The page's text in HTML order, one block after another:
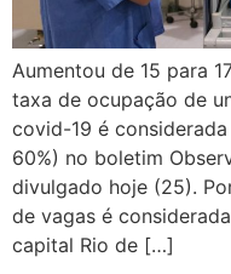
Aumentou de 15 para
taxa de ocupação de
covid-19 é
60%) no boletim
divulgado hoje (25).
de vagas é
capital Rio de […]